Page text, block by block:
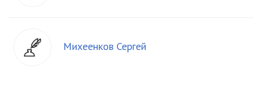
Михеенков Сергей